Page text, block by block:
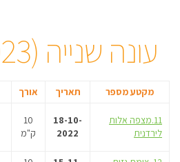
עונה שנייה (2022-2023)
מקטע מספר תאריך אורך
11.מצפה אלות
לירדנית
18-10-
2022
10
ק"מ